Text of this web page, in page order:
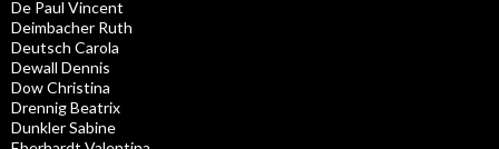
De Paul Vincent
Deimbacher Ruth
Deutsch Carola
Dewall Dennis
Dow Christina
Drennig Beatrix
Dunkler Sabine